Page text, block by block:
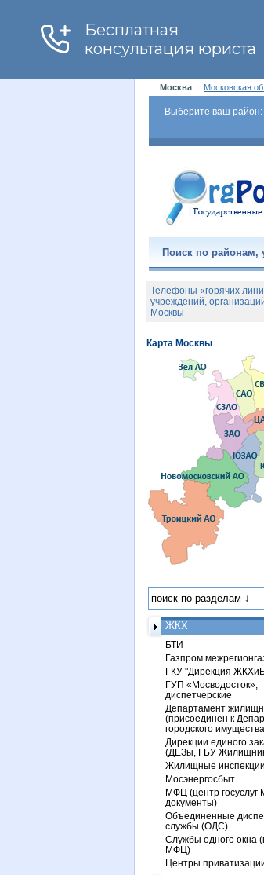
Москва Московская
Выберите ваш район:
Поиск по районам,
Телефоны «горячих
учреждений,
Москвы
ЖКХ
БТИ
Газпром
ГКУ "Дирекция
ГУП «Мосводосток»,
диспетчерские
Департамент
(присоединен к
городского
Дирекции единого
(ДЕЗы, ГБУ
Жилищные инспекции
Мосэнергосбыт
МФЦ (центр госуслуг
документы)
Объединенные
службы (ОДС)
Службы одного окна
МФЦ)
Центры